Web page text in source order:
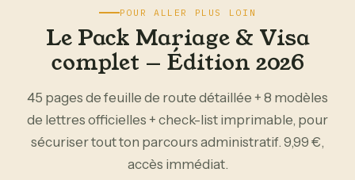
POUR ALLER PLUS LOIN
Le Pack Mariage & Visa
complet — Édition 2026
45 pages de feuille de route détaillée + 8 modèles
de lettres officielles + check-list imprimable, pour
sécuriser tout ton parcours administratif. 9,99 €,
accès immédiat.